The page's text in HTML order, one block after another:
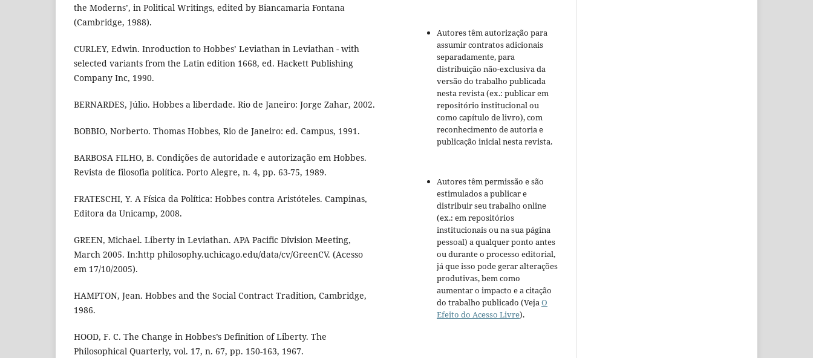
the Moderns’, in Political Writings, edited by Biancamaria Fontana
(Cambridge, 1988).
CURLEY, Edwin. Inroduction to Hobbes’ Leviathan in Leviathan - with
selected variants from the Latin edition 1668, ed. Hackett Publishing
Company Inc, 1990.
BERNARDES, Júlio. Hobbes a liberdade. Rio de Janeiro: Jorge Zahar, 2002.
BOBBIO, Norberto. Thomas Hobbes, Rio de Janeiro: ed. Campus, 1991.
BARBOSA FILHO, B. Condições de autoridade e autorização em Hobbes.
Revista de filosofia política. Porto Alegre, n. 4, pp. 63-75, 1989.
FRATESCHI, Y. A Física da Política: Hobbes contra Aristóteles. Campinas,
Editora da Unicamp, 2008.
GREEN, Michael. Liberty in Leviathan. APA Pacific Division Meeting,
March 2005. In:http philosophy.uchicago.edu/data/cv/GreenCV. (Acesso
em 17/10/2005).
HAMPTON, Jean. Hobbes and the Social Contract Tradition, Cambridge,
1986.
HOOD, F. C. The Change in Hobbes’s Definition of Liberty. The
Philosophical Quarterly, vol. 17, n. 67, pp. 150-163, 1967.
Autores têm autorização para
assumir contratos adicionais
separadamente, para
distribuição não-exclusiva da
versão do trabalho publicada
nesta revista (ex.: publicar em
repositório institucional ou
como capítulo de livro), com
reconhecimento de autoria e
publicação inicial nesta revista.
Autores têm permissão e são
estimulados a publicar e
distribuir seu trabalho online
(ex.: em repositórios
institucionais ou na sua página
pessoal) a qualquer ponto antes
ou durante o processo editorial,
já que isso pode gerar alterações
produtivas, bem como
aumentar o impacto e a citação
do trabalho publicado (Veja O
Efeito do Acesso Livre).